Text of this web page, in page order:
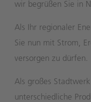
wir begrüßen Sie in
Als Ihr regionaler
Sie nun mit Strom,
versorgen zu dürfen.
Als großes
unterschiedliche